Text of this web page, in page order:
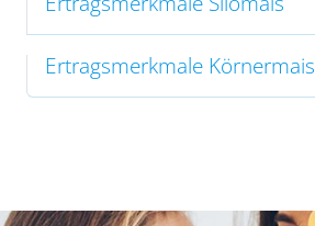
Ertragsmerkmale Körnermais